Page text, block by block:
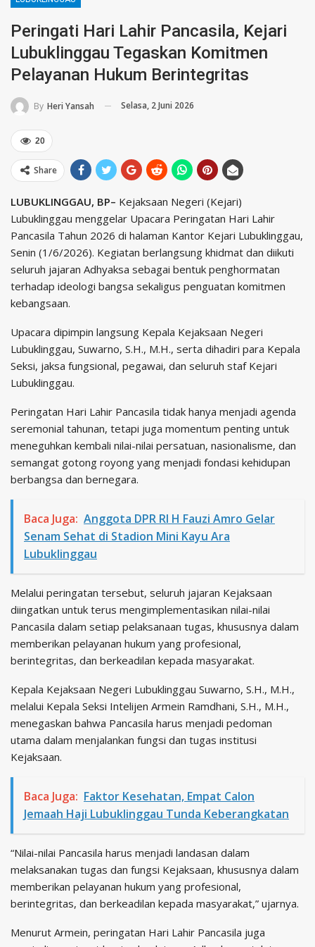
Peringati Hari Lahir Pancasila, Kejari
Lubuklinggau Tegaskan Komitmen
Pelayanan Hukum Berintegritas
By Heri Yansah Selasa, 2 Juni 2026
20
Share
LUBUKLINGGAU, BP– Kejaksaan Negeri (Kejari)
Lubuklinggau menggelar Upacara Peringatan Hari Lahir
Pancasila Tahun 2026 di halaman Kantor Kejari Lubuklinggau,
Senin (1/6/2026). Kegiatan berlangsung khidmat dan diikuti
seluruh jajaran Adhyaksa sebagai bentuk penghormatan
terhadap ideologi bangsa sekaligus penguatan komitmen
kebangsaan.
Upacara dipimpin langsung Kepala Kejaksaan Negeri
Lubuklinggau, Suwarno, S.H., M.H., serta dihadiri para Kepala
Seksi, jaksa fungsional, pegawai, dan seluruh staf Kejari
Lubuklinggau.
Peringatan Hari Lahir Pancasila tidak hanya menjadi agenda
seremonial tahunan, tetapi juga momentum penting untuk
meneguhkan kembali nilai-nilai persatuan, nasionalisme, dan
semangat gotong royong yang menjadi fondasi kehidupan
berbangsa dan bernegara.
Baca Juga: Anggota DPR RI H Fauzi Amro Gelar
Senam Sehat di Stadion Mini Kayu Ara
Lubuklinggau
Melalui peringatan tersebut, seluruh jajaran Kejaksaan
diingatkan untuk terus mengimplementasikan nilai-nilai
Pancasila dalam setiap pelaksanaan tugas, khususnya dalam
memberikan pelayanan hukum yang profesional,
berintegritas, dan berkeadilan kepada masyarakat.
Kepala Kejaksaan Negeri Lubuklinggau Suwarno, S.H., M.H.,
melalui Kepala Seksi Intelijen Armein Ramdhani, S.H., M.H.,
menegaskan bahwa Pancasila harus menjadi pedoman
utama dalam menjalankan fungsi dan tugas institusi
Kejaksaan.
Baca Juga: Faktor Kesehatan, Empat Calon
Jemaah Haji Lubuklinggau Tunda Keberangkatan
“Nilai-nilai Pancasila harus menjadi landasan dalam
melaksanakan tugas dan fungsi Kejaksaan, khususnya dalam
memberikan pelayanan hukum yang profesional,
berintegritas, dan berkeadilan kepada masyarakat,” ujarnya.
Menurut Armein, peringatan Hari Lahir Pancasila juga